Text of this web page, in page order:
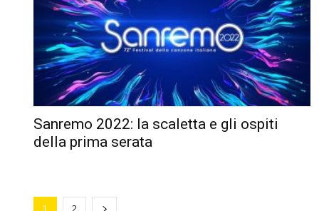
Sanremo 2022: la scaletta e gli ospiti
della prima serata
1 2